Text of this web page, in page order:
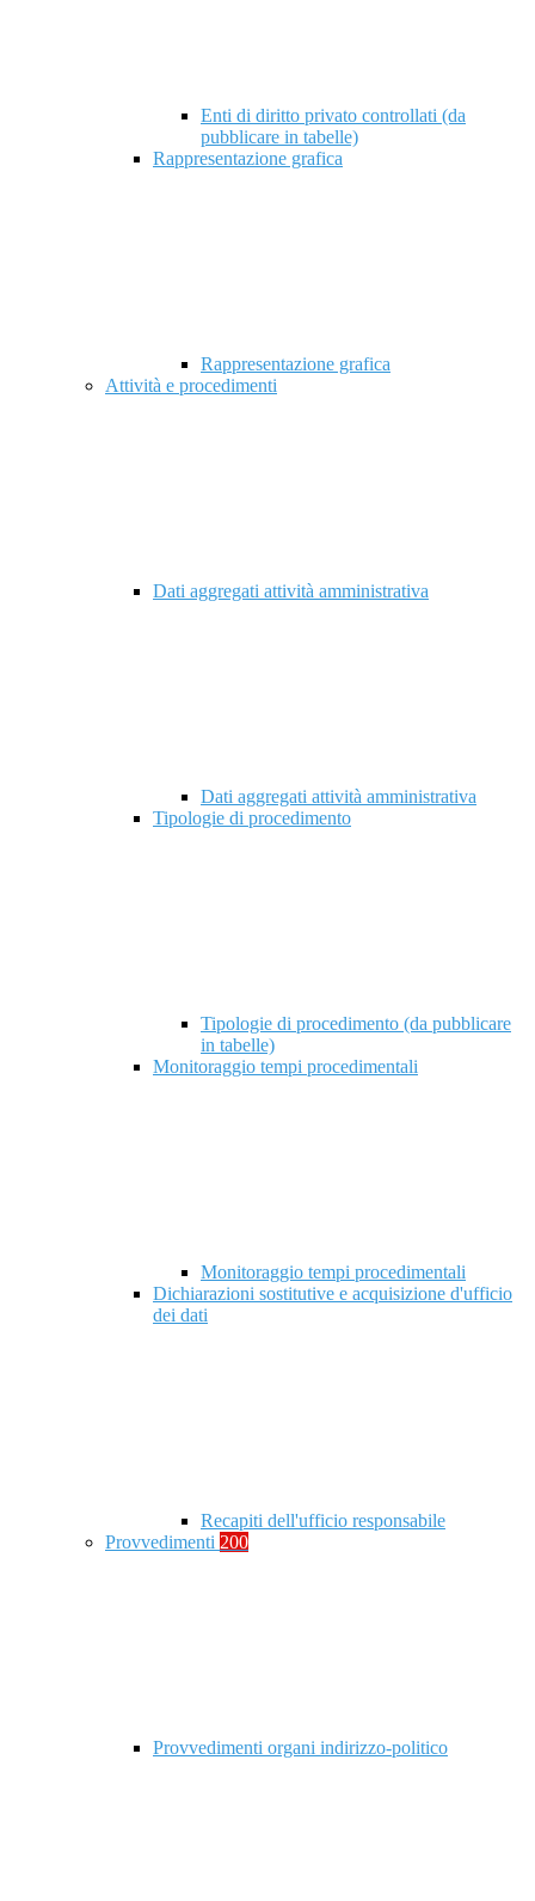
Enti di diritto privato controllati (da
pubblicare in tabelle)
Rappresentazione grafica
Rappresentazione grafica
Attività e procedimenti
Dati aggregati attività amministrativa
Dati aggregati attività amministrativa
Tipologie di procedimento
Tipologie di procedimento (da pubblicare
in tabelle)
Monitoraggio tempi procedimentali
Monitoraggio tempi procedimentali
Dichiarazioni sostitutive e acquisizione d'ufficio
dei dati
Recapiti dell'ufficio responsabile
Provvedimenti 200
Provvedimenti organi indirizzo-politico